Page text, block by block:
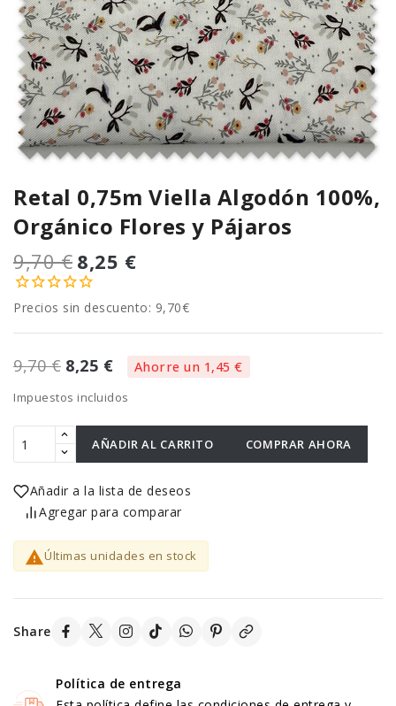
Retal 0,75m Viella Algodón 100%,
Orgánico Flores y Pájaros
9,70 € 8,25 €
Precios sin descuento: 9,70€
9,70 € 8,25 € Ahorre un 1,45 €
Impuestos incluidos
AÑADIR AL CARRITO COMPRAR AHORA
Añadir a la lista de deseos
Agregar para comparar
Últimas unidades en stock
Share
Política de entrega